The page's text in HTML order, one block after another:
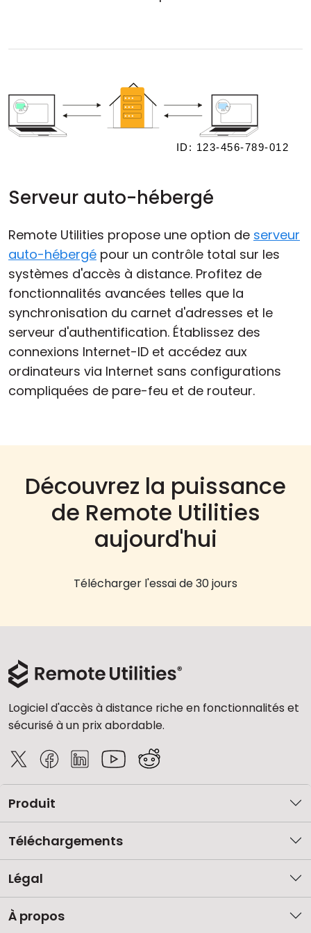
Serveur auto-hébergé
Remote Utilities propose une option de serveur
auto-hébergé pour un contrôle total sur les
systèmes d'accès à distance. Profitez de
fonctionnalités avancées telles que la
synchronisation du carnet d'adresses et le
serveur d'authentification. Établissez des
connexions Internet-ID et accédez aux
ordinateurs via Internet sans configurations
compliquées de pare-feu et de routeur.
Découvrez la puissance
de Remote Utilities
aujourd'hui
Télécharger l'essai de 30 jours
Logiciel d'accès à distance riche en fonctionnalités et
sécurisé à un prix abordable.
Produit
Téléchargements
Légal
À propos